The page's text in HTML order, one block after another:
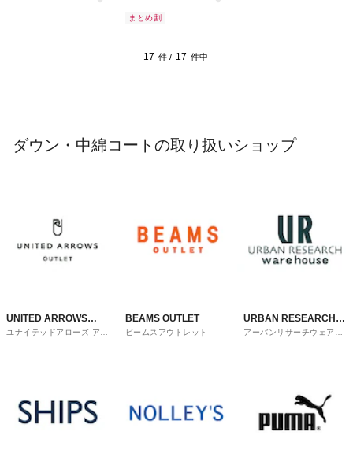
まとめ割
17 件 / 17 件中
ダウン・中綿コートの取り扱いショップ
UNITED ARROWS
OUTLET
ユナイテッドアローズ アウ
BEAMS OUTLET
ビームスアウトレット
URBAN RESEARCH
ware house
アーバンリサーチウェアハ